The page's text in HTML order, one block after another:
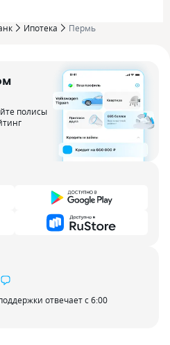
Ипотека Пермь
полисы
отвечает с 6:00